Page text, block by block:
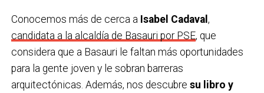
Una serie. Gambito de dama.
¿Último viaje que has hecho y cuál te gustaría
hacer?Estuvimos en Sevilla y Córdoba. Me gustaría ir
a Escocia.
Conocemos más de cerca a Isabel Cadaval ,
candidata a la alcaldía de Basauri por PSE, que
considera que a Basauri le faltan más oportunidades
para la gente joven y le sobran barreras
arquitectónicas. Además, nos descubre su libro y